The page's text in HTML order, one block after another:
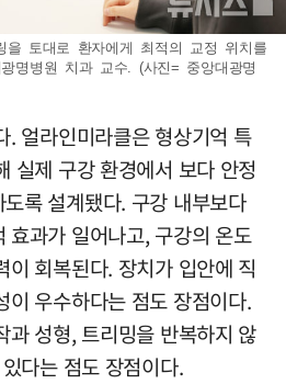
을 토대로 환자에게 최적의 교정 위치를
명병원 치과 교수. (사진= 중앙대광명
. 얼라인미라클은 형상기억 특
실제 구강 환경에서 보다 안정
록 설계됐다. 구강 내부보다
효과가 일어나고, 구강의 온도
이 회복된다. 장치가 입안에 직
이 우수하다는 점도 장점이다.
과 성형, 트리밍을 반복하지 않
다는 점도 장점이다.